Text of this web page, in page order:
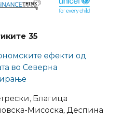
35
ефекти од
во Северна
Благица
Мисоска, Деспина